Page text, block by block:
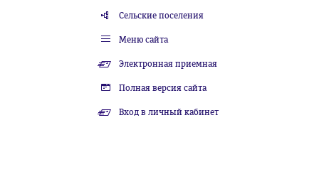
Сельские поселения
Меню сайта
Электронная приемная
Полная версия сайта
Вход в личный кабинет